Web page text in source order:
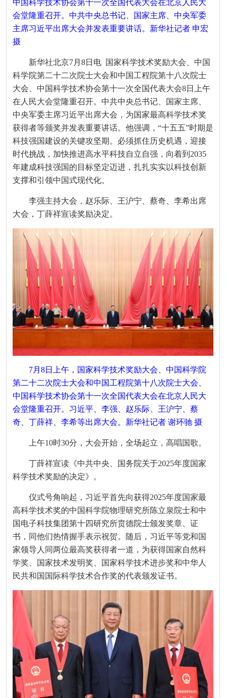
中国科学技术协会第十一次全国代表大会在北京人民大
会堂隆重召开。中共中央总书记、国家主席、中央军委
主席习近平出席大会并发表重要讲话。新华社记者 申宏
摄
新华社北京7月8日电 国家科学技术奖励大会、中国
科学院第二十二次院士大会和中国工程院第十八次院士
大会、中国科学技术协会第十一次全国代表大会8日上午
在人民大会堂隆重召开。中共中央总书记、国家主席、
中央军委主席习近平出席大会，为国家最高科学技术奖
获得者等颁奖并发表重要讲话。他强调，“十五五”时期是
科技强国建设的关键攻坚期。必须抓住历史机遇，迎接
时代挑战，加快推进高水平科技自立自强，向着到2035
年建成科技强国的目标坚定迈进，扎扎实实以科技创新
支撑和引领中国式现代化。
李强主持大会，赵乐际、王沪宁、蔡奇、李希出席
大会，丁薛祥宣读奖励决定。
7月8日上午，国家科学技术奖励大会、中国科学院
第二十二次院士大会和中国工程院第十八次院士大会、
中国科学技术协会第十一次全国代表大会在北京人民大
会堂隆重召开。习近平、李强、赵乐际、王沪宁、蔡
奇、丁薛祥、李希等出席大会。新华社记者 谢环驰 摄
上午10时30分，大会开始，全场起立，高唱国歌。
丁薛祥宣读《中共中央、国务院关于2025年度国家
科学技术奖励的决定》。
仪式号角响起，习近平首先向获得2025年度国家最
高科学技术奖的中国科学院物理研究所陈立泉院士和中
国电子科技集团第十四研究所贲德院士颁发奖章、证
书，同他们热情握手表示祝贺。随后，习近平等党和国
家领导人同两位最高奖获得者一道，为获得国家自然科
学奖、国家技术发明奖、国家科学技术进步奖和中华人
民共和国国际科学技术合作奖的代表颁发证书。